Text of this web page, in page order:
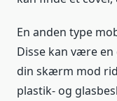
En anden type
Disse kan være
din skærm mod
plastik- og